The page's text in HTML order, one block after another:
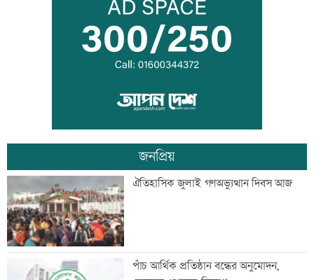
আলোচনা খুব ভালো হয়েছে, সবই ইতিবাচক:
ভারতের হাইকমিশনার
মানবিক বিভাগের অর্ধেকের বেশি শিক্ষার্থী
অকৃতকার্য
মেধার শতভাগ নিরপেক্ষ মূল্যায়ন নিশ্চিত করা
হয়েছে: মাহ্দী আমিন
এসএসসির ফলাফল পুনর্নিরীক্ষণের আবেদন
করবেন যেভাবে
জনপ্রিয়
ঐতিহাসিক জুলাই গণঅভ্যুত্থান দিবস আজ
পাঁচ আর্থিক প্রতিষ্ঠান বন্ধের অনুমোদন,